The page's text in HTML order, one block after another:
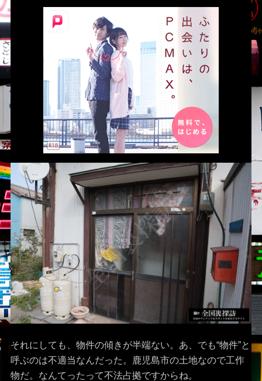
それにしても、物件の傾きが半端ない。あ、でも“物件”と
呼ぶのは不適当なんだった。鹿児島市の土地なので工作
物だ。なんてったって不法占拠ですからね。